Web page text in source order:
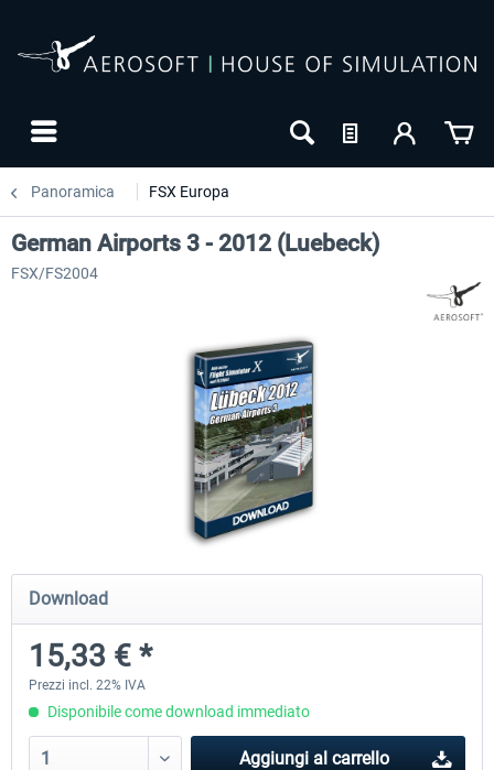
Panoramica FSX Europa
Mega Airport Frankfurt V2.0
30,71 € *
Mega Airport Berlin
German Airports 3 - 2012 (Luebeck)
FSX/FS2004
Download
15,33 € *
Prezzi incl. 22% IVA
Disponibile come download immediato
Aggiungi al carrello